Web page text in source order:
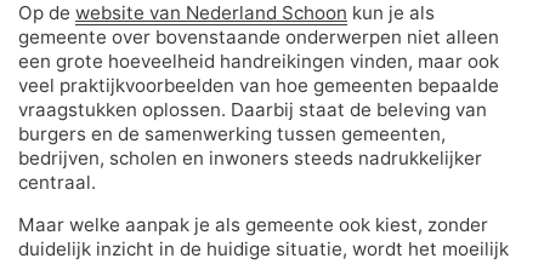
Op de website van Nederland Schoon kun je als
gemeente over bovenstaande onderwerpen niet alleen
een grote hoeveelheid handreikingen vinden, maar ook
veel praktijkvoorbeelden van hoe gemeenten bepaalde
vraagstukken oplossen. Daarbij staat de beleving van
burgers en de samenwerking tussen gemeenten,
bedrijven, scholen en inwoners steeds nadrukkelijker
centraal.
Maar welke aanpak je als gemeente ook kiest, zonder
duidelijk inzicht in de huidige situatie, wordt het moeilijk